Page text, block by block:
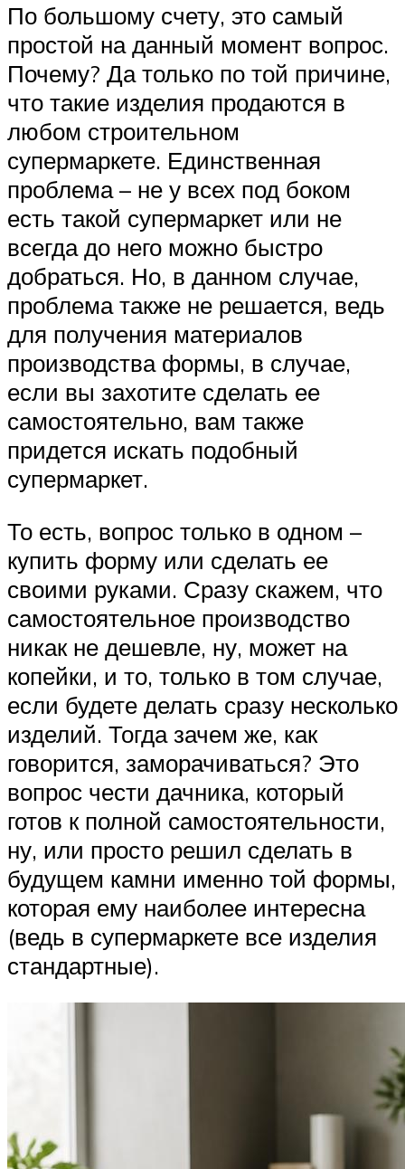
По большому счету, это самый
простой на данный момент вопрос.
Почему? Да только по той причине,
что такие изделия продаются в
любом строительном
супермаркете. Единственная
проблема – не у всех под боком
есть такой супермаркет или не
всегда до него можно быстро
добраться. Но, в данном случае,
проблема также не решается, ведь
для получения материалов
производства формы, в случае,
если вы захотите сделать ее
самостоятельно, вам также
придется искать подобный
супермаркет.
То есть, вопрос только в одном –
купить форму или сделать ее
своими руками. Сразу скажем, что
самостоятельное производство
никак не дешевле, ну, может на
копейки, и то, только в том случае,
если будете делать сразу несколько
изделий. Тогда зачем же, как
говорится, заморачиваться? Это
вопрос чести дачника, который
готов к полной самостоятельности,
ну, или просто решил сделать в
будущем камни именно той формы,
которая ему наиболее интересна
(ведь в супермаркете все изделия
стандартные).